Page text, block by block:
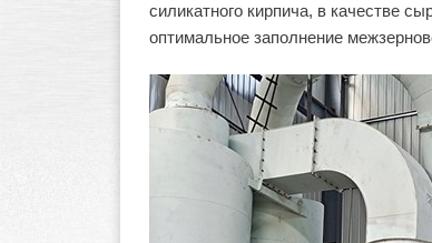
силикатного кирпича, в качестве
оптимальное заполнение